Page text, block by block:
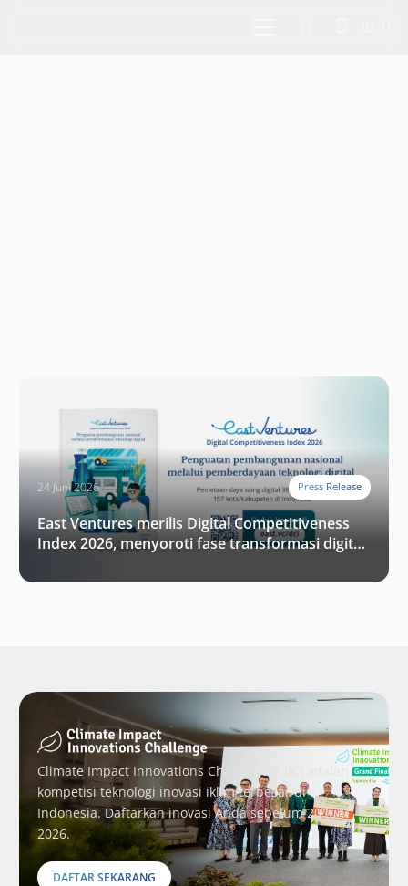
24 Juni 2026 Press Release
East Ventures merilis Digital Competitiveness
Index 2026, menyoroti fase transformasi digital
Climate Impact Innovations Challenge (CIIC) adalah
kompetisi teknologi inovasi iklim terbesar di
Indonesia. Daftarkan inovasi Anda sebelum 20 Juni
2026.
DAFTAR SEKARANG